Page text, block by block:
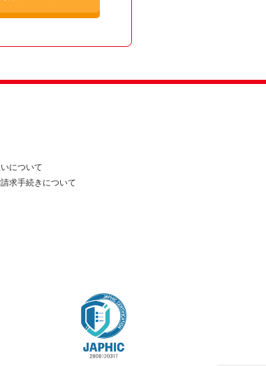
について
求手続きについて